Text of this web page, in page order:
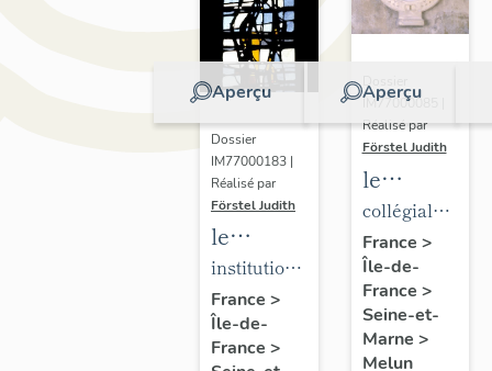
Aperçu
Dossier
IM77000183 |
Réalisé par
Förstel Judith
le
mobilier
de
l'Institution
Saint-
institution
Saint-
Aspais
France >
Île-de-
France >
Aperçu
IM77000085 |
Réalisé par
Förstel Judith
le
mobilier
de la
collégiale
Notre-
Dame
collégiale
Notre-
Dame
France >
Île-de-
France >
Seine-et-
Marne >
Melun